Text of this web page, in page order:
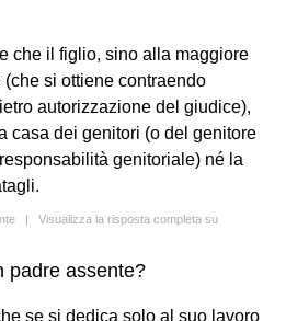
che il figlio, sino alla maggiore
si ottiene contraendo
autorizzazione del giudice),
casa dei genitori (o del genitore
genitoriale) né la
| Visualizza la risposta completa su
padre assente?
se si dedica solo al suo lavoro